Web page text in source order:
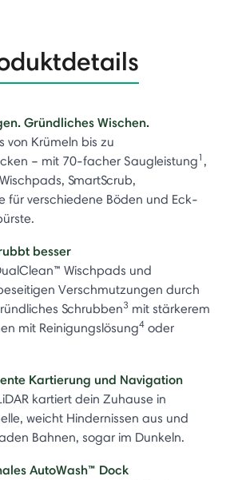
Gründliches Wischen.
von Krümeln bis zu
– mit 70-facher Saugleistung1 ,
SmartScrub,
für verschiedene Böden und Eck-
besser
Wischpads und
Verschmutzungen durch
Schrubben3 mit stärkerem
mit Reinigungslösung4 oder
Kartierung und Navigation
kartiert dein Zuhause in
weicht Hindernissen aus und
Bahnen, sogar im Dunkeln.
AutoWash™ Dock